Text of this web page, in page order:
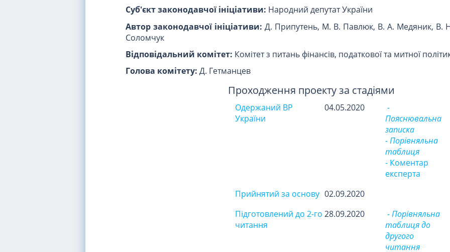
Суб'єкт законодавчої ініціативи: Народний депутат України
Автор законодавчої ініціативи: Д. Припутень, М. В. Павлюк, В. А. Медяник, В.
Соломчук
Відповідальний комітет: Комітет з питань фінансів, податкової та митної
Голова комітету: Д. Гетманцев
Проходження проекту за стадіями
Одержаний ВР
України
04.05.2020
-
Пояснювальна
записка
- Порівняльна
таблиця
- Коментар
експерта
Прийнятий за основу 02.09.2020
Підготовлений до 2-го
читання
28.09.2020
- Порівняльна
таблиця до
другого
читання